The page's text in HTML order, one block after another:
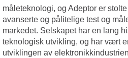
måleteknologi, og Adeptor er
avanserte og pålitelige test og
markedet. Selskapet har en lang
teknologisk utvikling, og har vært
utviklingen av